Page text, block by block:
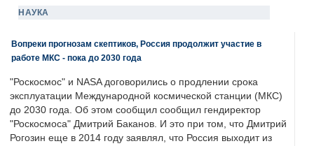
НАУКА
Вопреки прогнозам скептиков, Россия продолжит участие в
работе МКС - пока до 2030 года
"Роскосмос" и NASA договорились о продлении срока
эксплуатации Международной космической станции (МКС)
до 2030 года. Об этом сообщил сообщил гендиректор
"Роскосмоса" Дмитрий Баканов. И это при том, что Дмитрий
Рогозин еще в 2014 году заявлял, что Россия выходит из